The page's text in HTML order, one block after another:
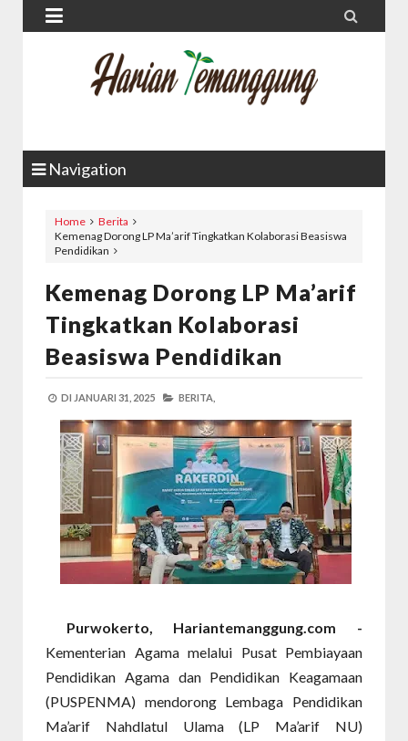
 
Navigation
Home
Berita
Kemenag Dorong LP Ma’arif Tingkatkan Kolaborasi Beasiswa
Pendidikan
Kemenag Dorong LP Ma’arif
Tingkatkan Kolaborasi
Beasiswa Pendidikan
DI JANUARI 31, 2025 BERITA,
Purwokerto, Hariantemanggung.com -
Kementerian Agama melalui Pusat Pembiayaan
Pendidikan Agama dan Pendidikan Keagamaan
(PUSPENMA) mendorong Lembaga Pendidikan
Ma’arif Nahdlatul Ulama (LP Ma’arif NU)